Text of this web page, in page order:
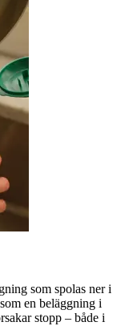
som spolas ner i
en beläggning i
stopp – både i